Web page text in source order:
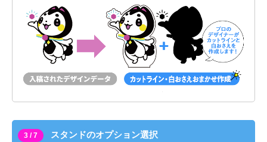
3 / 7 スタンドのオプション選択